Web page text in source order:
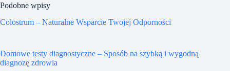
Podobne wpisy
Colostrum – Naturalne Wsparcie Twojej Odporności
Domowe testy diagnostyczne – Sposób na szybką i wygodną
diagnozę zdrowia